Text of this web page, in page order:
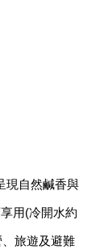
現自然鹹香與
用(冷開水約
旅遊及避難